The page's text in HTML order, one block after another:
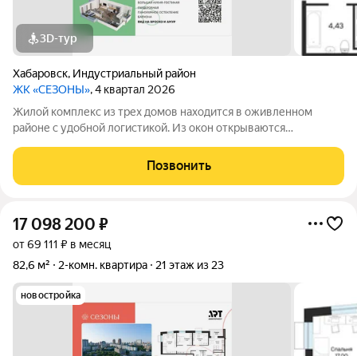
3D-тур
Хабаровск, Индустриальный район
ЖК «СЕЗОНЫ», 4 квартал 2026
Жилой комплекс из трех домов находится в оживленном
районе с удобной логистикой. Из окон открываются
районе уже есть все, что обеспечивает комфорт и помогает
жить с удовольствием. При этом, нам
Позвонить
17 098 200 ₽
от 69 111 ₽ в месяц
82,6 м²
2-комн. квартира 21 этаж из 23
новостройка